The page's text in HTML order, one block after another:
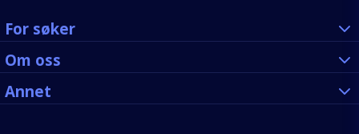
For søker
Om oss
Annet